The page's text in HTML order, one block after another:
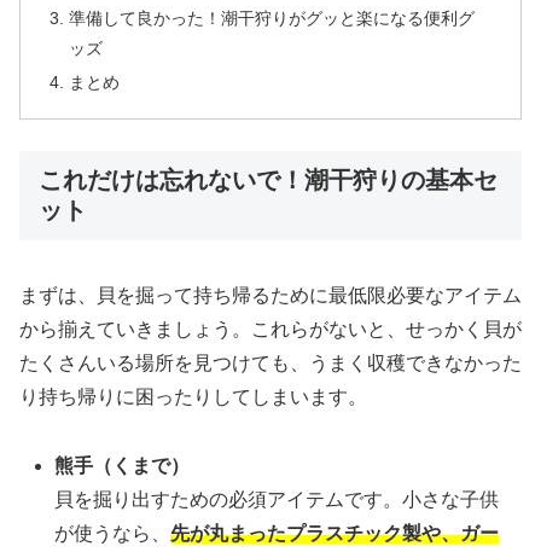
準備して良かった！潮干狩りがグッと楽になる便利グ
ッズ
まとめ
これだけは忘れないで！潮干狩りの基本セ
ット
まずは、貝を掘って持ち帰るために最低限必要なアイテム
から揃えていきましょう。これらがないと、せっかく貝が
たくさんいる場所を見つけても、うまく収穫できなかった
り持ち帰りに困ったりしてしまいます。
熊手（くまで）
貝を掘り出すための必須アイテムです。小さな子供
が使うなら、先が丸まったプラスチック製や、ガー